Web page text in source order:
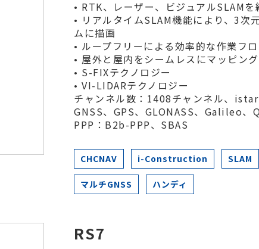
• RTK、レーザー、ビジュアルSLAMを
• リアルタイムSLAM機能により、3次
ムに描画
• ループフリーによる効率的な作業フ
• 屋外と屋内をシームレスにマッピング
• S-FIXテクノロジー
• VI-LIDARテクノロジー
チャンネル数：1408チャンネル、
GNSS、GPS、GLONASS、Galileo、
PPP：B2b-PPP、SBAS
CHCNAV i-Construction SLAM
マルチGNSS ハンディ
RS7